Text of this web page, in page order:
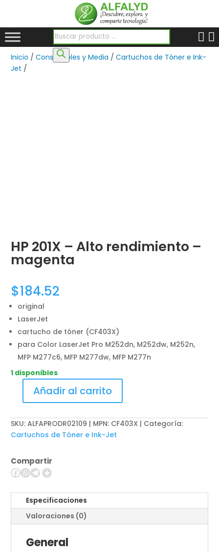
Búsqueda de productos
Inicio /Consumibles y Media /Cartuchos de Tóner e Ink-
Jet /
HP 201X – Alto rendimiento –
magenta
$184.52
original
LaserJet
cartucho de tóner (CF403X)
para Color LaserJet Pro M252dn, M252dw, M252n,
MFP M277c6, MFP M277dw, MFP M277n
1 disponibles
-
magenta
cantidad
Añadir al carrito
SKU:ALFAPRODR02109 | MPN: CF403X
Categoría:
Cartuchos de Tóner e Ink-Jet
Compartir
Especificaciones
Valoraciones (0)
General